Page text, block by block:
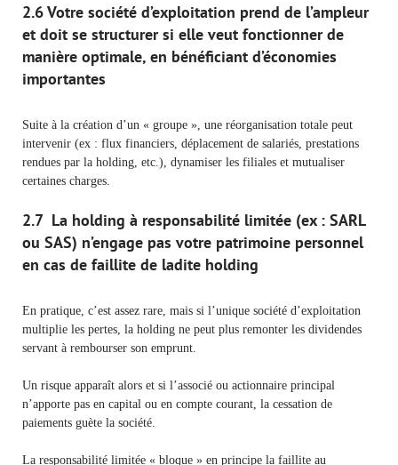
2.6 Votre société d’exploitation prend de l’ampleur
et doit se structurer si elle veut fonctionner de
manière optimale, en bénéficiant d’économies
importantes
Suite à la création d’un « groupe », une réorganisation totale peut
intervenir (ex : flux financiers, déplacement de salariés, prestations
rendues par la holding, etc.), dynamiser les filiales et mutualiser
certaines charges.
2.7 La holding à responsabilité limitée (ex : SARL
ou SAS) n’engage pas votre patrimoine personnel
en cas de faillite de ladite holding
En pratique, c’est assez rare, mais si l’unique société d’exploitation
multiplie les pertes, la holding ne peut plus remonter les dividendes
servant à rembourser son emprunt.
Un risque apparaît alors et si l’associé ou actionnaire principal
n’apporte pas en capital ou en compte courant, la cessation de
paiements guète la société.
La responsabilité limitée « bloque » en principe la faillite au